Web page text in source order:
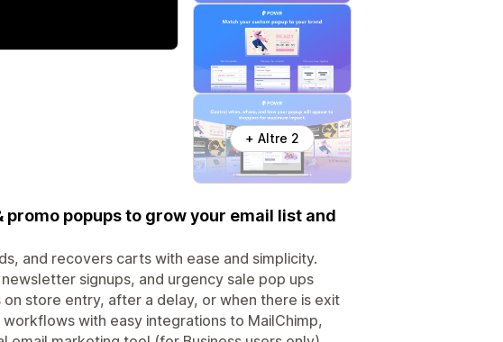
+ Altre 2
popups to grow your email list and
and recovers carts with ease and simplicity.
signups, and urgency sale pop ups
store entry, after a delay, or when there is exit
with easy integrations to MailChimp,